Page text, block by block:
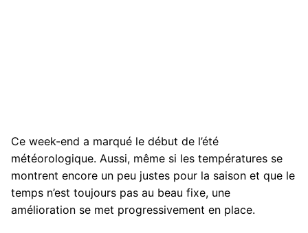
Ce week-end a marqué le début de l’été
météorologique. Aussi, même si les températures se
montrent encore un peu justes pour la saison et que le
temps n’est toujours pas au beau fixe, une
amélioration se met progressivement en place.